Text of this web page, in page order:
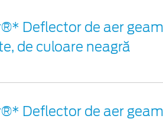
Deflector de aer
de culoare neagră
Deflector de aer